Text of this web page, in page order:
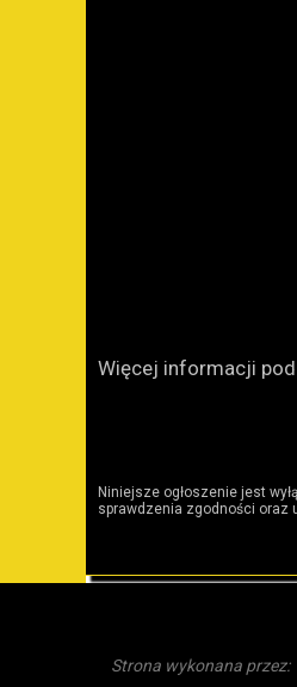
Strona wykonana przez:
Więcej informacji
Niniejsze ogłoszenie jest
sprawdzenia zgodności oraz